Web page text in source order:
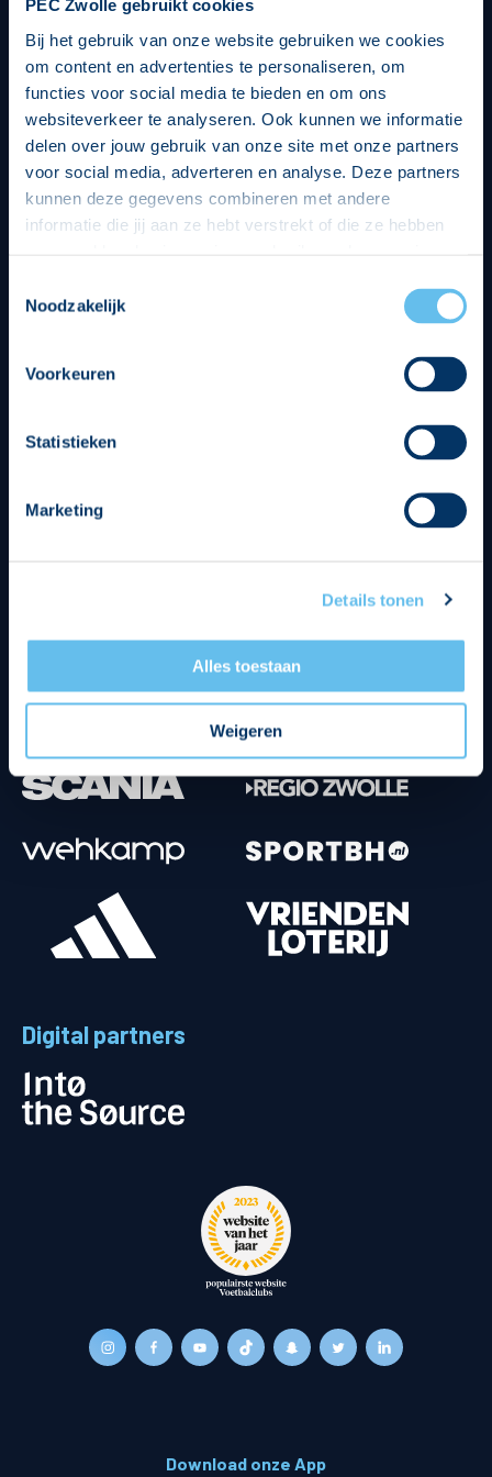
PEC Zwolle gebruikt cookies
Bij het gebruik van onze website gebruiken we cookies
om content en advertenties te personaliseren, om
functies voor social media te bieden en om ons
websiteverkeer te analyseren. Ook kunnen we informatie
delen over jouw gebruik van onze site met onze partners
voor social media, adverteren en analyse. Deze partners
kunnen deze gegevens combineren met andere
informatie die jij aan ze hebt verstrekt of die ze hebben
op een veilige en integere wijze. Je kunt je toestemming
beheren op de privacy- en cookieverklaring pagina.
Noodzakelijk
Voorkeuren
Statistieken
Marketing
Details tonen
Alles toestaan
Weigeren
Digital partners
Download onze App